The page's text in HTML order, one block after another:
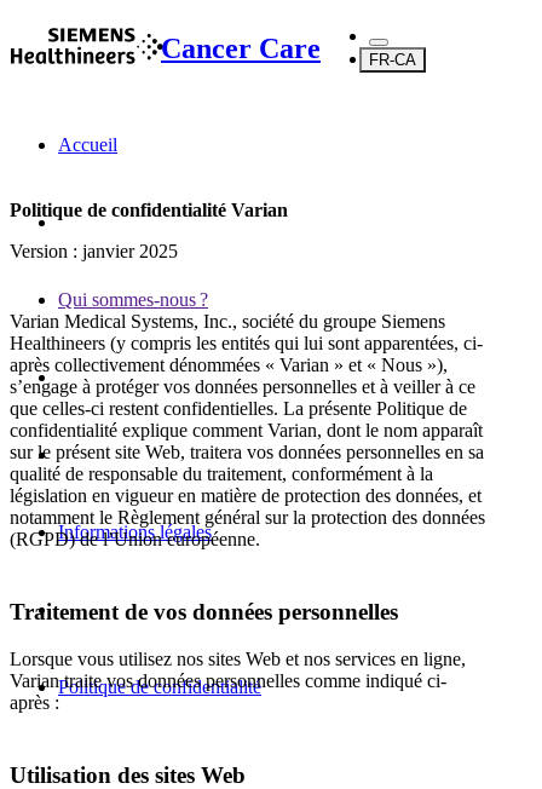
Cancer Care FR-CA
Accueil
Qui sommes-nous ?
Informations légales
Politique de confidentialité
Politique de confidentialité Varian
Version : janvier 2025
Varian Medical Systems, Inc., société du groupe Siemens
Healthineers (y compris les entités qui lui sont apparentées, ci-
après collectivement dénommées « Varian » et « Nous »),
s’engage à protéger vos données personnelles et à veiller à ce
que celles-ci restent confidentielles. La présente Politique de
confidentialité explique comment Varian, dont le nom apparaît
sur le présent site Web, traitera vos données personnelles en sa
qualité de responsable du traitement, conformément à la
législation en vigueur en matière de protection des données, et
notamment le Règlement général sur la protection des données
(RGPD) de l’Union européenne.
Traitement de vos données personnelles
Lorsque vous utilisez nos sites Web et nos services en ligne,
Varian traite vos données personnelles comme indiqué ci-
après :
Utilisation des sites Web